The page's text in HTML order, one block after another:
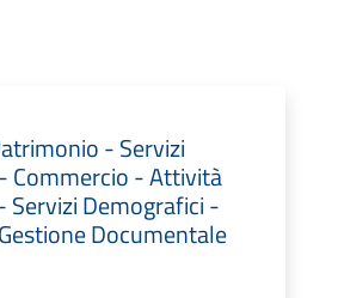
- Servizi
Commercio - Attività
Demografici -
Documentale